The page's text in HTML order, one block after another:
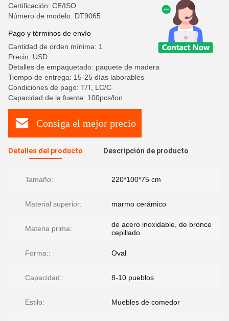
Certificación: CE/ISO
Número de modelo: DT9065
Pago y términos de envío
Cantidad de orden mínima: 1
Precio: USD
Detalles de empaquetado: paquete de madera
Tiempo de entrega: 15-25 días laborables
Condiciones de pago: T/T, LC/C
Capacidad de la fuente: 100pcs/lon
Consiga el mejor precio
Detalles del producto Descripción de producto
Tamaño: 220*100*75 cm
Material superior: marmo cerámico
Materia prima:
de acero inoxidable, de bronce
cepillado
Forma:: Oval
Capacidad:: 8-10 pueblos
Estilo: Muebles de comedor